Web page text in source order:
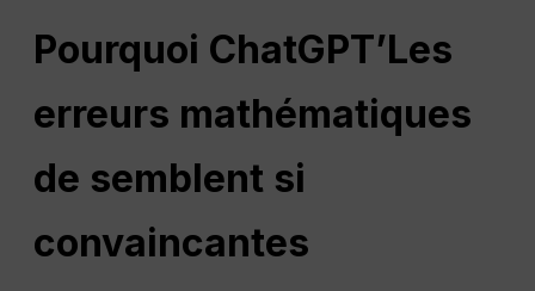
Pourquoi ChatGPT’Les
erreurs mathématiques
de semblent si
convaincantes